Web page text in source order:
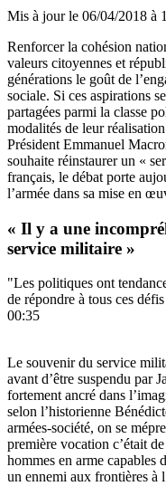
Mis à jour le 06/04/2018 à
Renforcer la cohésion
valeurs citoyennes et
générations le goût de
sociale. Si ces aspirations
partagées parmi la classe
modalités de leur
Président Emmanuel
souhaite réinstaurer un «
français, le débat porte
l’armée dans sa mise en
« Il y a une
service militaire »
"Les politiques ont
de répondre à tous ces
00:35
Le souvenir du service
avant d’être suspendu par
fortement ancré dans
selon l’historienne
armées-société, on se
première vocation c’était
hommes en arme capables
un ennemi aux frontières à